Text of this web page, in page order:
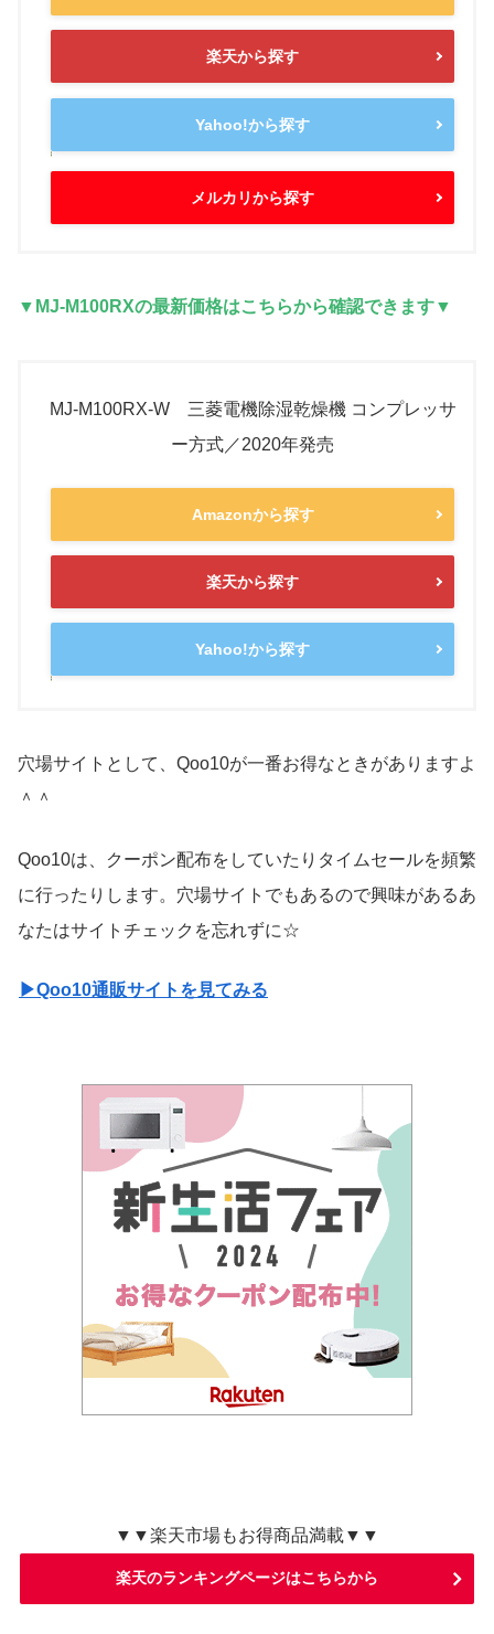
楽天から探す
Yahoo!から探す
メルカリから探す
▼MJ-M100RXの最新価格はこちらから確認できます▼
MJ-M100RX-W 三菱電機除湿乾燥機 コンプレッサ
ー方式／2020年発売
Amazonから探す
楽天から探す
Yahoo!から探す
穴場サイトとして、Qoo10が一番お得なときがありますよ
＾＾
Qoo10は、クーポン配布をしていたりタイムセールを頻繁
に行ったりします。穴場サイトでもあるので興味があるあ
なたはサイトチェックを忘れずに☆
▶Qoo10通販サイトを見てみる
▼▼楽天市場もお得商品満載▼▼
楽天のランキングページはこちらから